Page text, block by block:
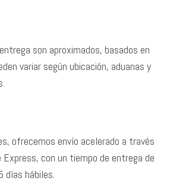
son aproximados, basados en
variar según ubicación, aduanas y
ofrecemos envío acelerado a través
Express, con un tiempo de entrega de
días hábiles.